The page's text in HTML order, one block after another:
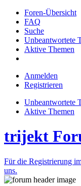
Foren-Übersicht
FAQ
Suche
Unbeantwortete
Aktive Themen
Anmelden
Registrieren
Unbeantwortete
Aktive Themen
trijekt
Für die Registrierung
uns.